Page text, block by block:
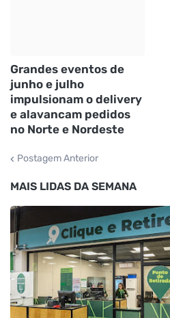
Grandes eventos de
junho e julho
impulsionam o delivery
e alavancam pedidos
no Norte e Nordeste
Postagem Anterior
MAIS LIDAS DA SEMANA